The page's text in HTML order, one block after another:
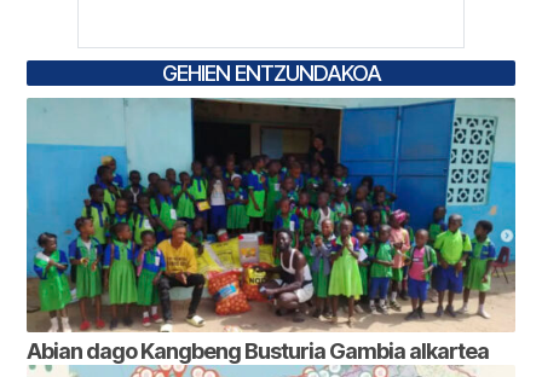
GEHIEN ENTZUNDAKOA
Abian dago Kangbeng Busturia Gambia alkartea